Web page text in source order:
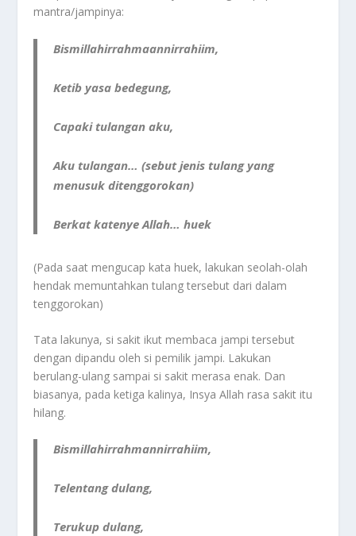
mantra/jampinya:
Bismillahirrahmaannirrahiim,
Ketib yasa bedegung,
Capaki tulangan aku,
Aku tulangan… (sebut jenis tulang yang
menusuk ditenggorokan)
Berkat katenye Allah… huek
(Pada saat mengucap kata huek, lakukan seolah-olah
hendak memuntahkan tulang tersebut dari dalam
tenggorokan)
Tata lakunya, si sakit ikut membaca jampi tersebut
dengan dipandu oleh si pemilik jampi. Lakukan
berulang-ulang sampai si sakit merasa enak. Dan
biasanya, pada ketiga kalinya, Insya Allah rasa sakit itu
hilang.
Bismillahirrahmannirrahiim,
Telentang dulang,
Terukup dulang,